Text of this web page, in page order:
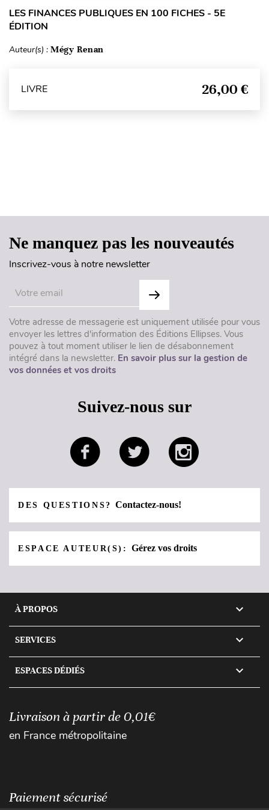
LES FINANCES PUBLIQUES EN 100 FICHES - 5E
ÉDITION
Auteur(s) : Mégy Renan
LIVRE 26,00 €
Ne manquez pas les nouveautés
Inscrivez-vous à notre newsletter
Votre adresse de messagerie est uniquement utilisée pour vous
envoyer les lettres d'information des Éditions Ellipses. Vous
pouvez à tout moment utiliser le lien de désabonnement
intégré dans la newsletter. En savoir plus sur la gestion de
vos données et vos droits
Suivez-nous sur
DES QUESTIONS?Contactez-nous!
ESPACE AUTEUR(S):Gérez vos droits
À PROPOS 
SERVICES 
ESPACES DÉDIÉS 
Livraison à partir de 0,01€
en France métropolitaine
Paiement sécurisé